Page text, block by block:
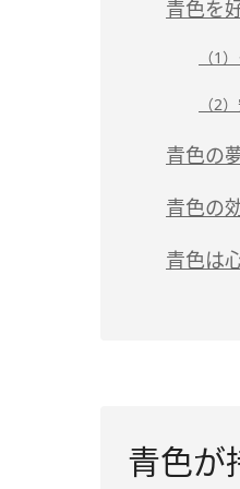
青色を
（1
（2
青色の
青色の
青色は
青色が